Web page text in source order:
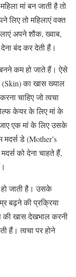
मां बन जाती है तो
लिए तो महिलाएं वक्‍त
अपने शौक, ख्वाब,
बंद कर देती हैं।
कम हो जाते हैं। ऐसे
(Skin) का खास ख्याल
चाहिए जो त्वचा
केयर के लिए मां के
जाए एक मां के लिए उसके
डे (Mother’s
को देना चाहते हैं,
जाती है। उसके
बढ़ने की प्रक्रिया
की खास देखभाल करनी
हैं। त्वचा पर होने